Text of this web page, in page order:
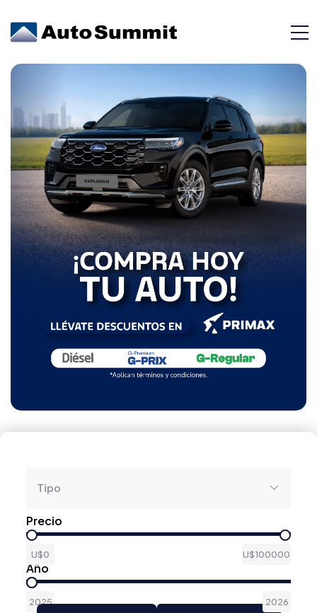
Sistema De Alerta
Post Colisión
Tipo
Precio
U$0 U$100000
Año
2025 2026